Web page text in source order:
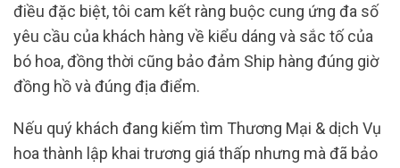
điều đặc biệt, tôi cam kết ràng buộc cung ứng đa số
yêu cầu của khách hàng về kiểu dáng và sắc tố của
bó hoa, đồng thời cũng bảo đảm Ship hàng đúng giờ
đồng hồ và đúng địa điểm.
Nếu quý khách đang kiếm tìm Thương Mại & dịch Vụ
hoa thành lập khai trương giá thấp nhưng mà đã bảo